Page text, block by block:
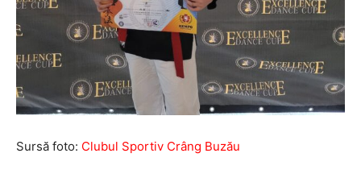
Sursă foto: Clubul Sportiv Crâng Buzău